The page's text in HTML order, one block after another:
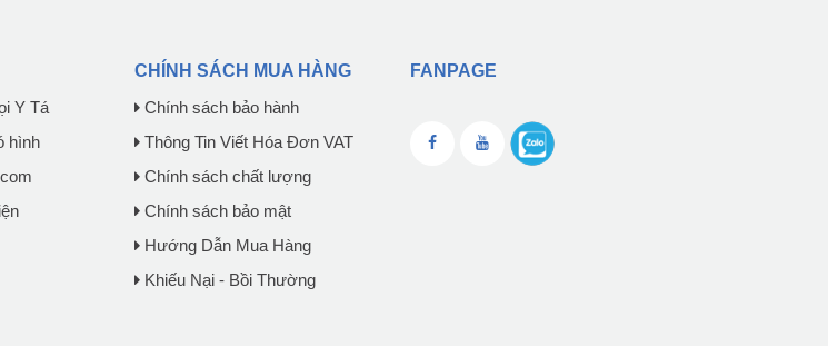
Y Tá
hình
CHÍNH SÁCH MUA HÀNG
Chính sách bảo hành
Thông Tin Viết Hóa Đơn VAT
Chính sách chất lượng
Chính sách bảo mật
Hướng Dẫn Mua Hàng
Khiếu Nại - Bồi Thường
FANPAGE